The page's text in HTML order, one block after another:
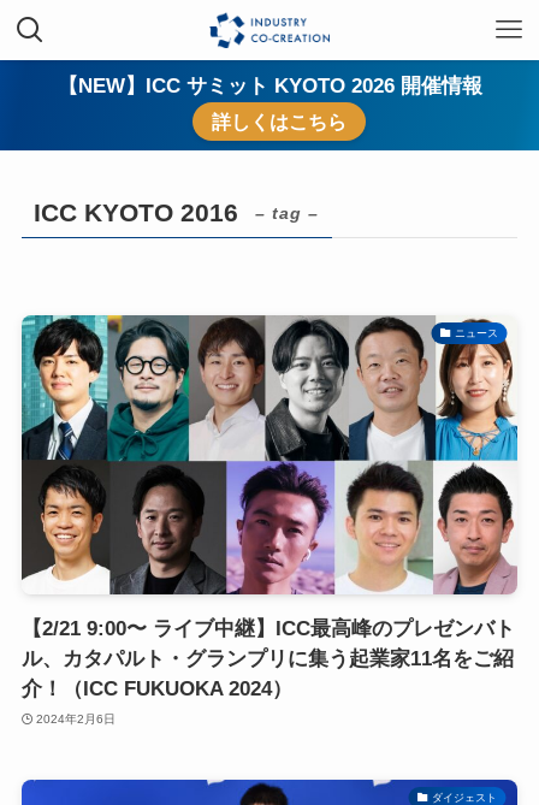
【NEW】ICC サミット KYOTO 2026 開催情報
詳しくはこちら
ICC KYOTO 2016 – tag –
ニュース
【2/21 9:00〜 ライブ中継】ICC最高峰のプレゼンバト
ル、カタパルト・グランプリに集う起業家11名をご紹
介！（ICC FUKUOKA 2024）
2024年2月6日
ダイジェスト